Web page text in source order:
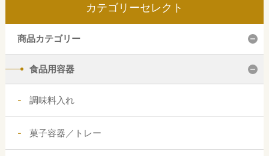
カテゴリーセレクト
商品カテゴリー
食品用容器
調味料入れ
菓子容器／トレー